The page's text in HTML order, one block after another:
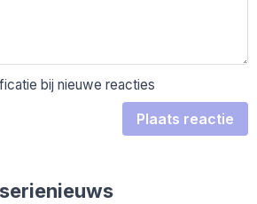
bij nieuwe reacties
Plaats reactie